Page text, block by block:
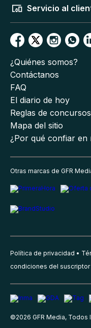
Servicio al
¿Quiénes somos?
Contáctanos
FAQ
El diario de hoy
Reglas de concursos
Mapa del sitio
¿Por qué confiar en
Otras marcas de GFR
Política de privacidad
condiciones del suscriptor
©2026 GFR Media,